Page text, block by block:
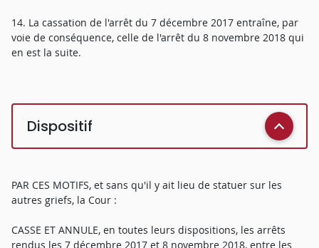
14. La cassation de l'arrêt du 7 décembre 2017 entraîne, par
voie de conséquence, celle de l'arrêt du 8 novembre 2018 qui
en est la suite.
Dispositif
PAR CES MOTIFS, et sans qu'il y ait lieu de statuer sur les
autres griefs, la Cour :
CASSE ET ANNULE, en toutes leurs dispositions, les arrêts
rendus les 7 décembre 2017 et 8 novembre 2018, entre les